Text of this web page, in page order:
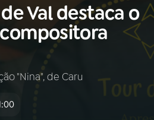
Buscar
AO VIVO
Val destaca o
"Nina", de Caru